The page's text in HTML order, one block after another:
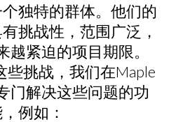
独特的群体。他们的
挑战性，范围广泛，
越紧迫的项目期限。
些挑战，我们在Maple
门解决这些问题的功
例如：